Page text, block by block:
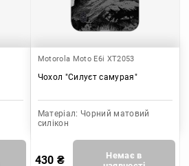
Motorola Moto E6i XT2053
Чохол "Силуєт самурая"
Матеріал: Чорний матовий
силікон
430 ₴
Немає в